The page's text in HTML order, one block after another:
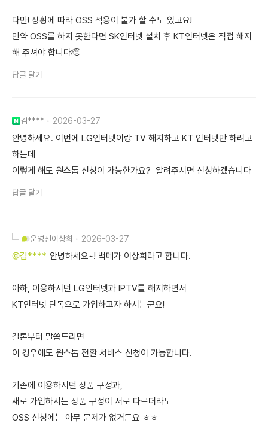
다만! 상황에 따라 OSS 적용이 불가 할 수도 있고요!
만약 OSS를 하지 못한다면 SK인터넷 설치 후 KT인터넷은 직접 해지
해 주셔야 합니다🫡
답글 달기
김**** 2026-03-27
안녕하세요. 이번에 LG인터넷이랑 TV 해지하고 KT 인터넷만 하려고
하는데
이렇게 해도 원스톱 신청이 가능한가요? 알려주시면 신청하겠습니다
답글 달기
운영진이상희 2026-03-27
@김**** 안녕하세요~! 백메가 이상희라고 합니다.
아하, 이용하시던 LG인터넷과 IPTV를 해지하면서
KT인터넷 단독으로 가입하고자 하시는군요!
결론부터 말씀드리면
이 경우에도 원스톱 전환 서비스 신청이 가능합니다.
기존에 이용하시던 상품 구성과,
새로 가입하시는 상품 구성이 서로 다르더라도
OSS 신청에는 아무 문제가 없거든요 ㅎㅎ